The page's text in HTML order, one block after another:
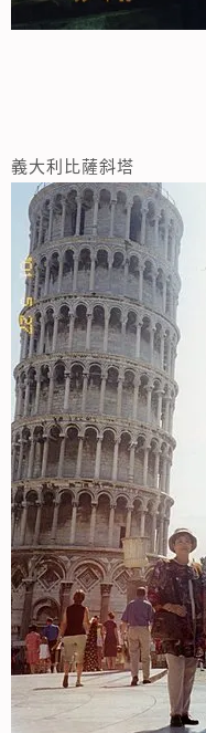
義大利比薩斜塔